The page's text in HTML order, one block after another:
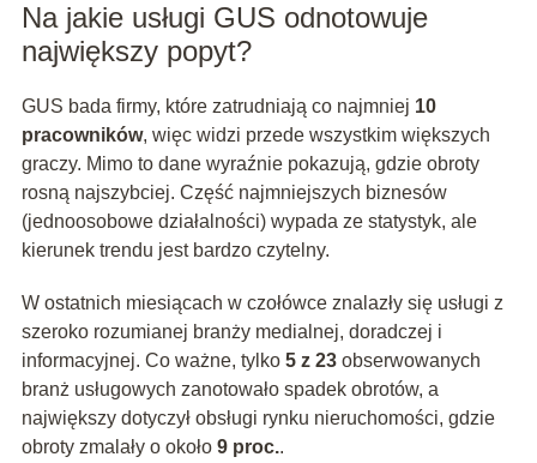
Na jakie usługi GUS odnotowuje
największy popyt?
GUS bada firmy, które zatrudniają co najmniej 10
pracowników, więc widzi przede wszystkim większych
graczy. Mimo to dane wyraźnie pokazują, gdzie obroty
rosną najszybciej. Część najmniejszych biznesów
(jednoosobowe działalności) wypada ze statystyk, ale
kierunek trendu jest bardzo czytelny.
W ostatnich miesiącach w czołówce znalazły się usługi z
szeroko rozumianej branży medialnej, doradczej i
informacyjnej. Co ważne, tylko 5 z 23obserwowanych
branż usługowych zanotowało spadek obrotów, a
największy dotyczył obsługi rynku nieruchomości, gdzie
obroty zmalały o około 9 proc..